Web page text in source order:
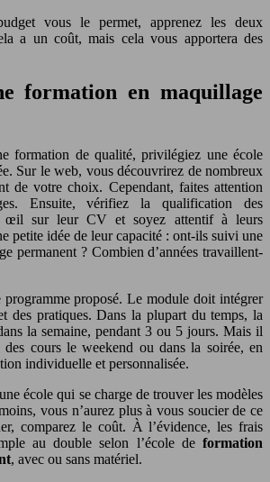
vous le permet, apprenez les deux
a un coût, mais cela vous apportera des
formation en maquillage
formation de qualité, privilégiez une école
Sur le web, vous découvrirez de nombreux
de votre choix. Cependant, faites attention
Ensuite, vérifiez la qualification des
œil sur leur CV et soyez attentif à leurs
petite idée de leur capacité : ont-ils suivi une
permanent ? Combien d’années travaillent-
programme proposé. Le module doit intégrer
des pratiques. Dans la plupart du temps, la
la semaine, pendant 3 ou 5 jours. Mais il
des cours le weekend ou dans la soirée, en
individuelle et personnalisée.
école qui se charge de trouver les modèles
vous n’aurez plus à vous soucier de ce
comparez le coût. À l’évidence, les frais
au double selon l’école de formation
, avec ou sans matériel.